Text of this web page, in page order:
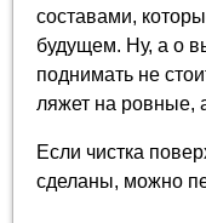
составами,
будущем. Ну, а о
поднимать не
ляжет на ровные,
Если чистка
сделаны, можно